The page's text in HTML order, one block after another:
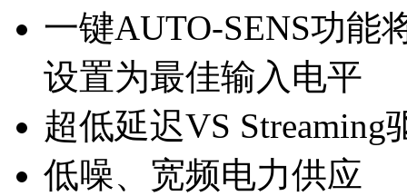
一键AUTO-SENS功能
设置为最佳输入电平
超低延迟VS Streaming
低噪、宽频电力供应